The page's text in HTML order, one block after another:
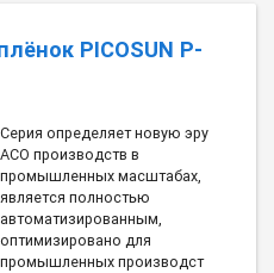
PICOSUN P-
Серия определяет новую эру
АСО производств в
промышленных масштабах,
является полностью
автоматизированным,
оптимизировано для
промышленных производст